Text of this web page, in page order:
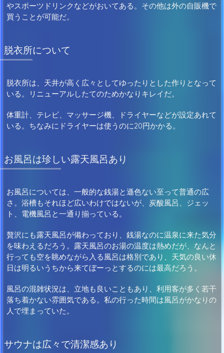
やスポーツドリンクなどがおいてある。その他は外の自販機で
買うことが可能だ。
脱衣所について
脱衣所は、天井が高く広々としてゆったりとした作りとなって
いる。リニューアルしたてのためかなりキレイだ。
体重計、テレビ、マッサージ機、ドライヤーなどが設定あれて
いる。ちなみにドライヤーは使うのに20円かかる。
お風呂は珍しい露天風呂あり
お風呂については、一般的な銭湯と遜色ない至って普通の広
さ。浴槽もそれほど広いわけではないが、炭酸風呂、ジェッ
ト、電機風呂と一通り揃っている。
贅沢にも露天風呂が備わっており、銭湯なのに温泉に来た気分
を味わえるだろう。露天風呂のお湯の温度は熱めだが、なんと
行っても空を眺めながら入る風呂は格別であり、天気の良い休
日は明るいうちから来てぼーっとするのには最高だろう。
風呂の混雑状況は、立地も良いこともあり、利用客が多く若干
落ち着かない雰囲気である。私の行った時間は風呂がかなりの
人で埋まっていた。
サウナは広々で清潔感あり